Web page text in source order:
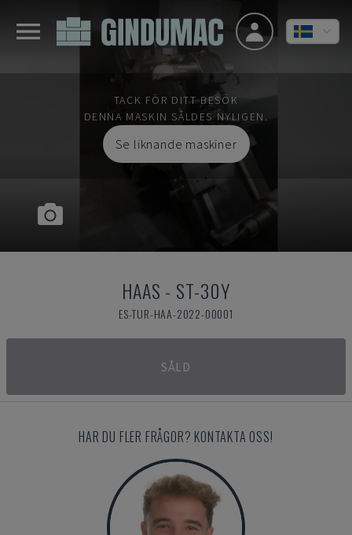
TACK FÖR DITT BESÖK
DENNA MASKIN SÅLDES NYLIGEN.
Se liknande maskiner
HAAS - ST-30Y
ES-TUR-HAA-2022-00001
SÅLD
HAR DU FLER FRÅGOR? KONTAKTA OSS!